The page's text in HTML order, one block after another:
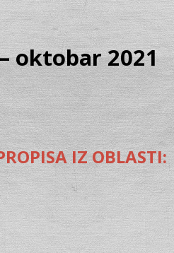
oktobar 2021
IZ OBLASTI: